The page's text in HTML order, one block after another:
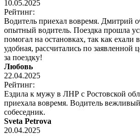
10.05.2025
Рейтинг:
Водитель приехал вовремя. Дмитрий
опытный водитель. Поездка прошла
помогал на остановках, так как
удобная, рассчитались по
за поездку!
Любовь
22.04.2025
Рейтинг:
Ездила к мужу в ЛНР с Ростовской
приехала вовремя. Водитель
собеседник.
Sveta Petrova
20.04.2025